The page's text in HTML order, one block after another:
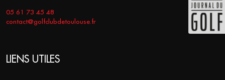
05 61 73 45 48
contact@golfclubdetoulouse.fr
LIENS UTILES